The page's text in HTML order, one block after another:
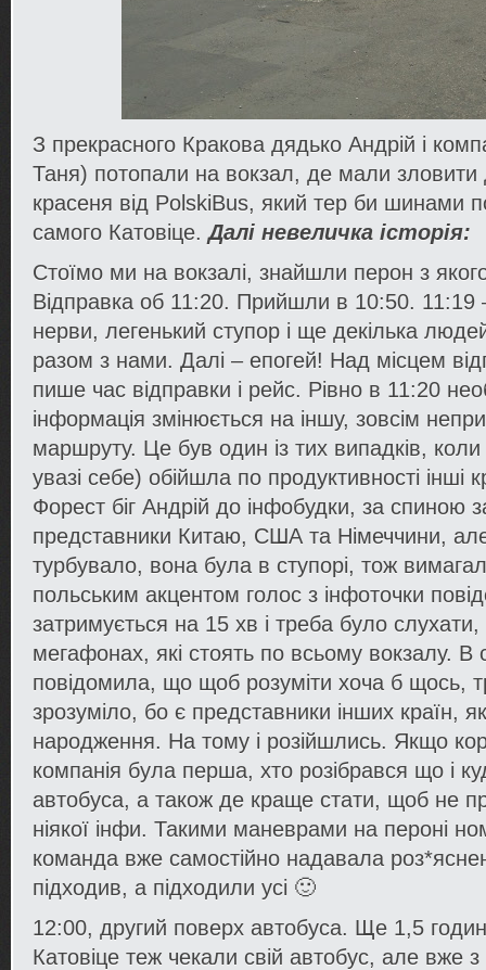
З прекрасного Кракова дядько Андрій і
Таня) потопали на вокзал, де мали зловити
красеня від PolskiBus, який тер би шинами
самого Катовіце.Далі невеличка історія:
Стоїмо ми на вокзалі, знайшли перон з
Відправка об 11:20. Прийшли в 10:50. 11:19
нерви, легенький ступор і ще декілька
разом з нами. Далі – епогей! Над місцем
пише час відправки і рейс. Рівно в 11:20
інформація змінюється на іншу, зовсім
маршруту. Це був один із тих випадків,
увазі себе) обійшла по продуктивності інші
Форест біг Андрій до інфобудки, за спиною
представники Китаю, США та Німеччини,
турбувало, вона була в ступорі, тож
польським акцентом голос з інфоточки
затримується на 15 хв і треба було
мегафонах, які стоять по всьому вокзалу. В
повідомила, що щоб розуміти хоча б щось,
зрозуміло, бо є представники інших країн,
народження. На тому і розійшлись. Якщо
компанія була перша, хто розібрався що і
автобуса, а також де краще стати, щоб не
ніякої інфи. Такими маневрами на пероні
команда вже самостійно надавала
підходив, а підходили усі 🙂
12:00, другий поверх автобуса. Ще 1,5
Катовіце теж чекали свій автобус, але вже